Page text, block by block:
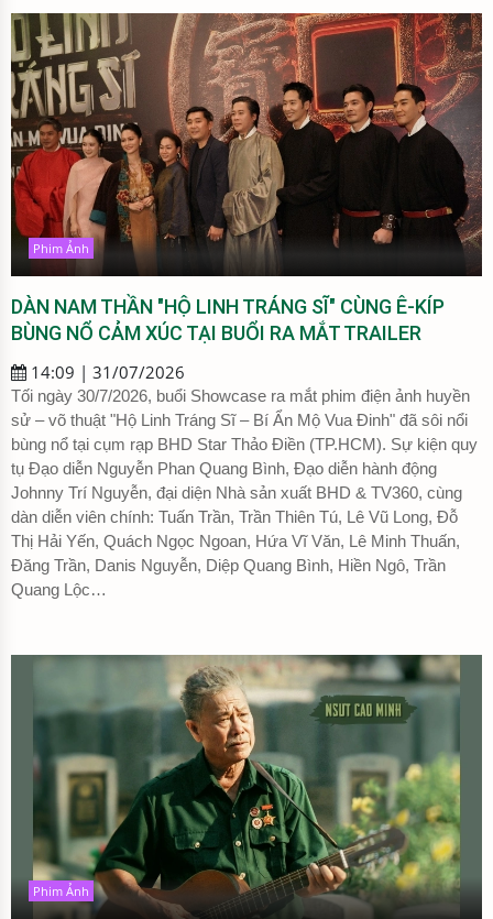
Phim Ảnh
DÀN NAM THẦN "HỘ LINH TRÁNG SĨ" CÙNG Ê-KÍP
BÙNG NỔ CẢM XÚC TẠI BUỔI RA MẮT TRAILER
14:09 | 31/07/2026
Tối ngày 30/7/2026, buổi Showcase ra mắt phim điện ảnh huyền
sử – võ thuật "Hộ Linh Tráng Sĩ – Bí Ẩn Mộ Vua Đinh" đã sôi nổi
bùng nổ tại cụm rạp BHD Star Thảo Điền (TP.HCM). Sự kiện quy
tụ Đạo diễn Nguyễn Phan Quang Bình, Đạo diễn hành động
Johnny Trí Nguyễn, đại diện Nhà sản xuất BHD & TV360, cùng
dàn diễn viên chính: Tuấn Trần, Trần Thiên Tú, Lê Vũ Long, Đỗ
Thị Hải Yến, Quách Ngọc Ngoan, Hứa Vĩ Văn, Lê Minh Thuấn,
Đăng Trần, Danis Nguyễn, Diệp Quang Bình, Hiền Ngô, Trần
Quang Lộc…
Phim Ảnh